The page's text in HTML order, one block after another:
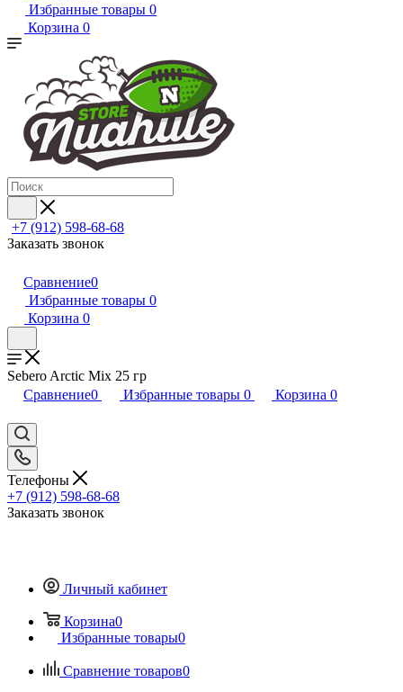
Избранные товары 0
Корзина 0
+7 (912) 598-68-68
Заказать звонок
Сравнение0
Избранные товары 0
Корзина 0
Sebero Arctic Mix 25 гр
Сравнение0 Избранные товары 0 Корзина 0
Телефоны
+7 (912) 598-68-68
Заказать звонок
Личный кабинет
Корзина0
Избранные товары0
Сравнение товаров0